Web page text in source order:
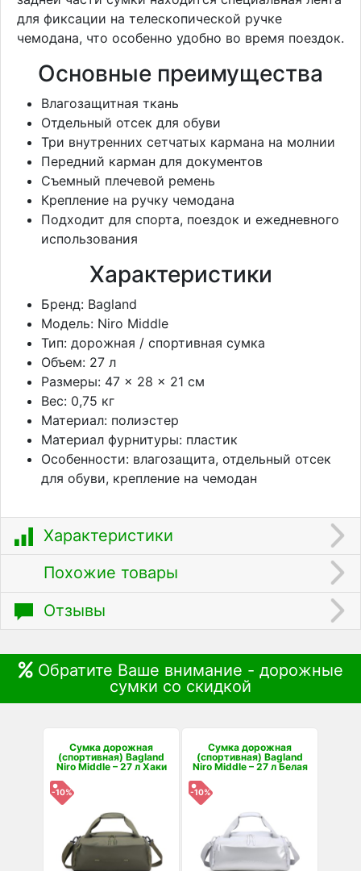
для фиксации на телескопической ручке
чемодана, что особенно удобно во время поездок.
Основные преимущества
Влагозащитная ткань
Отдельный отсек для обуви
Три внутренних сетчатых кармана на молнии
Передний карман для документов
Съемный плечевой ремень
Крепление на ручку чемодана
Подходит для спорта, поездок и ежедневного
использования
Характеристики
Бренд: Bagland
Модель: Niro Middle
Тип: дорожная / спортивная сумка
Объем: 27 л
Размеры: 47 × 28 × 21 см
Вес: 0,75 кг
Материал: полиэстер
Материал фурнитуры: пластик
Особенности: влагозащита, отдельный отсек
для обуви, крепление на чемодан
Характеристики
Похожие товары
Отзывы
Обратите Ваше внимание - дорожные
сумки со скидкой
Сумка дорожная
(спортивная) Bagland
Niro Middle – 27 л Хаки
-10%
Сумка дорожная
(спортивная) Bagland
Niro Middle – 27 л Белая
-10%